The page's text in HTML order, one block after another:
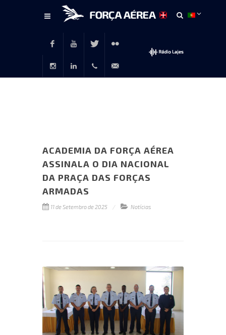
FacebookYoutubeTwitter Flickr
ACADEMIA DA FORÇA AÉREA
ASSINALA O DIA NACIONAL
DA PRAÇA DAS FORÇAS
ARMADAS
11 de Setembro de 2025 Notícias